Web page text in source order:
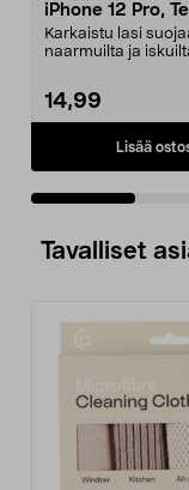
iPhone 12 Pro,
Glass
Karkaistu lasi
naarmuilta ja
14,99
Lisää
Tavalliset